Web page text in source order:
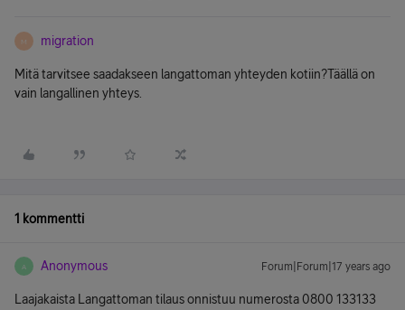
M migration
Mitä tarvitsee saadakseen langattoman yhteyden kotiin?Täällä on
vain langallinen yhteys.
1 kommentti
A Anonymous Forum|Forum|17 years ago
Laajakaista Langattoman tilaus onnistuu numerosta 0800 133133